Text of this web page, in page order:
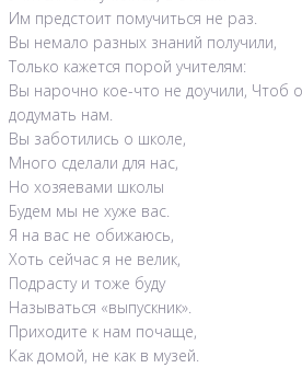
Им предстоит помучиться не раз.
Вы немало разных знаний получили,
Только кажется порой учителям:
Вы нарочно кое-что не доучили, Чтоб
додумать нам.
Вы заботились о школе,
Много сделали для нас,
Но хозяевами школы
Будем мы не хуже вас.
Я на вас не обижаюсь,
Хоть сейчас я не велик,
Подрасту и тоже буду
Называться «выпускник».
Приходите к нам почаще,
Как домой, не как в музей.